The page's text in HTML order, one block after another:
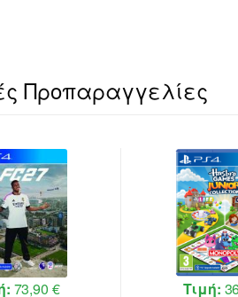
Προπαραγγελίες
73,90 € Τιμή: